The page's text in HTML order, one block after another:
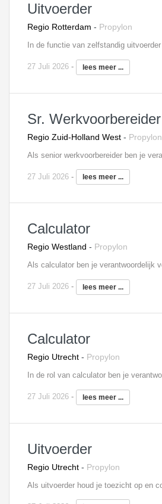
Uitvoerder
Regio Rotterdam - Propylon
27 Juli 2026 - lees meer ...
Sr. Werkvoorbereider
Regio Zuid-Holland West - Propylon
27 Juli 2026 - lees meer ...
Calculator
Regio Westland - Propylon
27 Juli 2026 - lees meer ...
Calculator
Regio Utrecht - Propylon
27 Juli 2026 - lees meer ...
Uitvoerder
Regio Utrecht - Propylon